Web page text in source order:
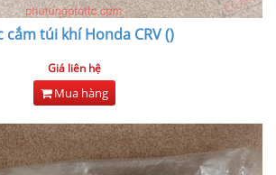
cắm túi khí Honda CRV ()
Giá liên hệ
Mua hàng